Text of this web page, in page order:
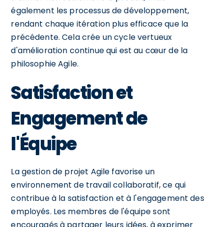
également les processus de développement,
rendant chaque itération plus efficace que la
précédente. Cela crée un cycle vertueux
d'amélioration continue qui est au cœur de la
philosophie Agile.
Satisfaction et
Engagement de
l'Équipe
La gestion de projet Agile favorise un
environnement de travail collaboratif, ce qui
contribue à la satisfaction et à l'engagement des
employés. Les membres de l'équipe sont
encouragés à partager leurs idées, à exprimer